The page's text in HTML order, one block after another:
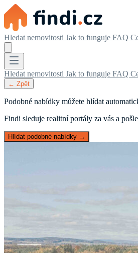
Hledat nemovitosti Jak to funguje FAQ
Hledat nemovitosti Jak to funguje FAQ
← Zpět
Podobné nabídky můžete hlídat
Findi sleduje realitní portály za vás a
Hlídat podobné nabídky →